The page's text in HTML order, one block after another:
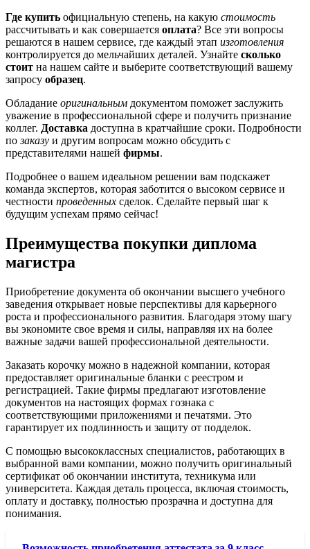
Где купить официальную степень, на какую стоимость
рассчитывать и как совершается оплата? Все эти вопросы
решаются в нашем сервисе, где каждый этап изготовления
контролируется до мельчайших деталей. Узнайте сколько
стоит на нашем сайте и выберите соответствующий вашему
запросу образец.
Обладание оригинальным документом поможет заслужить
уважение в профессиональной сфере и получить признание
коллег. Доставка доступна в кратчайшие сроки. Подробности
позаказу и другим вопросам можно обсудить с
представителями нашей фирмы.
Подробнее о вашем идеальном решении вам подскажет
команда экспертов, которая заботится о высоком сервисе и
честности проведенных сделок. Сделайте первый шаг к
будущим успехам прямо сейчас!
Преимущества покупки диплома
магистра
Приобретение документа об окончании высшего учебного
заведения открывает новые перспективы для карьерного
роста и профессионального развития. Благодаря этому шагу
вы экономите свое время и силы, направляя их на более
важные задачи вашей профессиональной деятельности.
Заказать корочку можно в надежной компании, которая
предоставляет оригинальные бланки с реестром и
регистрацией. Такие фирмы предлагают изготовление
документов на настоящих формах гознака с
соответствующими приложениями и печатями. Это
гарантирует их подлинность и защиту от подделок.
С помощью высококлассных специалистов, работающих в
выбранной вами компании, можно получить оригинальный
сертификат об окончании института, техникума или
университета. Каждая деталь процесса, включая стоимость,
оплату и доставку, полностью прозрачна и доступна для
понимания.